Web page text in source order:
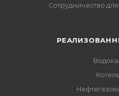
Сотрудничество